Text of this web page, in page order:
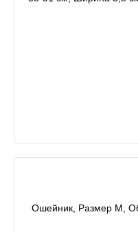
Ошейник, Размер M,